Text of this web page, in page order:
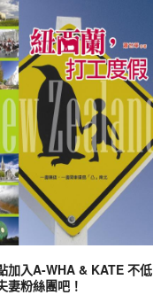
加入A-WHA & KATE 不低
妻粉絲團吧！